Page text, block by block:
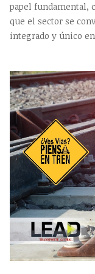
papel fundamental,
que el sector se
integrado y único